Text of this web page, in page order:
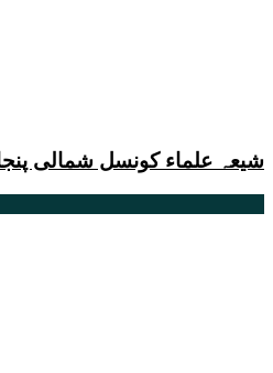
شیعہ علماء کونسل شمالی